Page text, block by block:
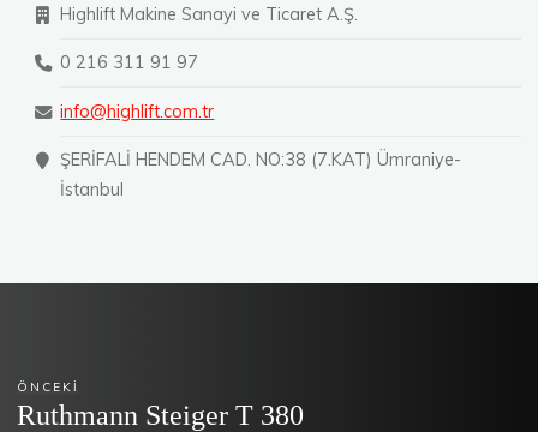
Highlift Makine Sanayi ve Ticaret A.Ş.
0 216 311 91 97
info@highlift.com.tr
ŞERİFALİ HENDEM CAD. NO:38 (7.KAT) Ümraniye-
İstanbul
ÖNCEKI
Ruthmann Steiger T 380